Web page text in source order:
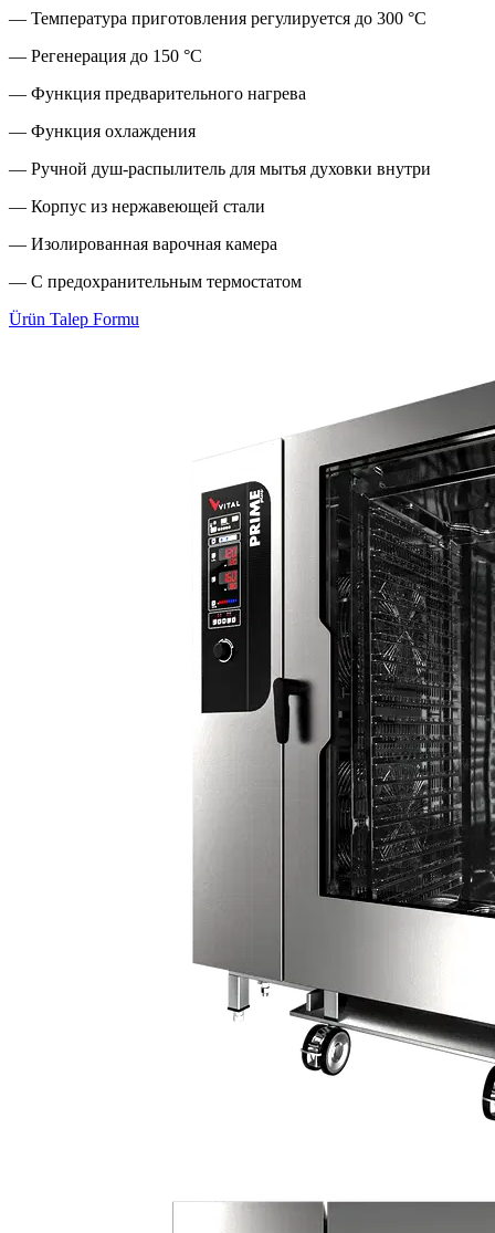
— Температура приготовления регулируется до 300 °C
— Регенерация до 150 °C
— Функция предварительного нагрева
— Функция охлаждения
— Ручной душ-распылитель для мытья духовки внутри
— Корпус из нержавеющей стали
— Изолированная варочная камера
— С предохранительным термостатом
Ürün Talep Formu